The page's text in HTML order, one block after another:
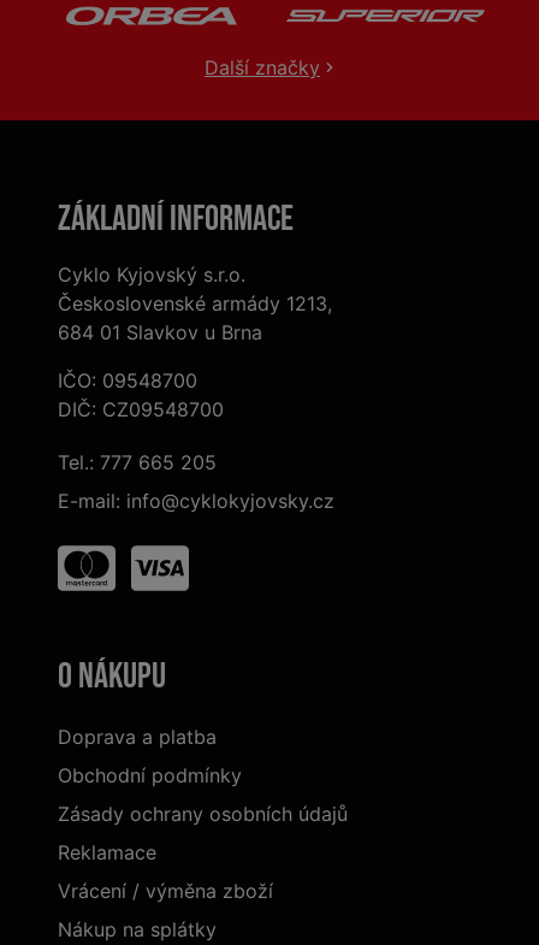
Další značky
Základní informace
Cyklo Kyjovský s.r.o.
Československé armády 1213,
684 01 Slavkov u Brna
IČO: 09548700
DIČ: CZ09548700
Tel.: 777 665 205
E-mail: info@cyklokyjovsky.cz
O nákupu
Doprava a platba
Obchodní podmínky
Zásady ochrany osobních údajů
Reklamace
Vrácení / výměna zboží
Nákup na splátky